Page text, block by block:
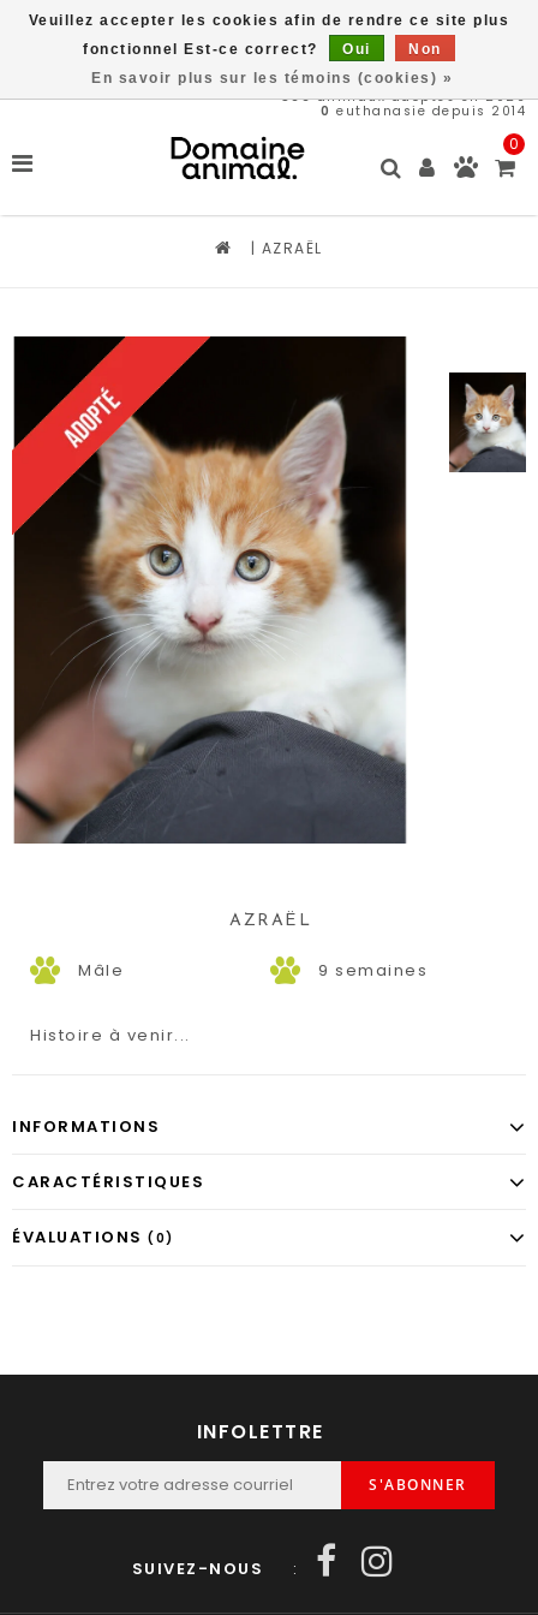
566animaux adoptés en 2026
0 euthanasie depuis 2014
0
| AZRAËL
AZRAËL
Mâle 9 semaines
Histoire à venir...
INFORMATIONS
CARACTÉRISTIQUES
ÉVALUATIONS (0)
INFOLETTRE
S'ABONNER
SUIVEZ-NOUS :
Veuillez accepter les cookies afin de rendre ce site plus
fonctionnel Est-ce correct?
Oui
Non
En savoir plus sur les témoins (cookies) »
Livraison gratuite à partir de 89$*